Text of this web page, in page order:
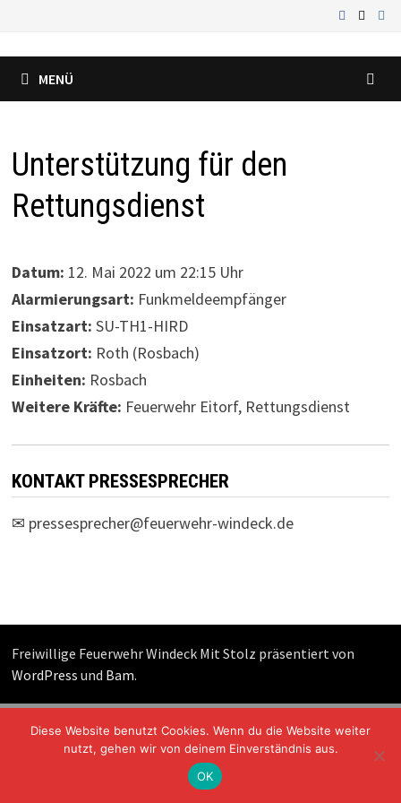
springen
MENÜ
Unterstützung für den
Rettungsdienst
Datum: 12. Mai 2022 um 22:15 Uhr
Alarmierungsart: Funkmeldeempfänger
Einsatzart: SU-TH1-HIRD
Einsatzort: Roth (Rosbach)
Einheiten: Rosbach
Weitere Kräfte: Feuerwehr Eitorf, Rettungsdienst
KONTAKT PRESSESPRECHER
✉ pressesprecher@feuerwehr-windeck.de
Freiwillige Feuerwehr Windeck Mit Stolz präsentiert von
WordPress und Bam.
Diese Website benutzt Cookies. Wenn du die Website weiter
nutzt, gehen wir von deinem Einverständnis aus.
OK